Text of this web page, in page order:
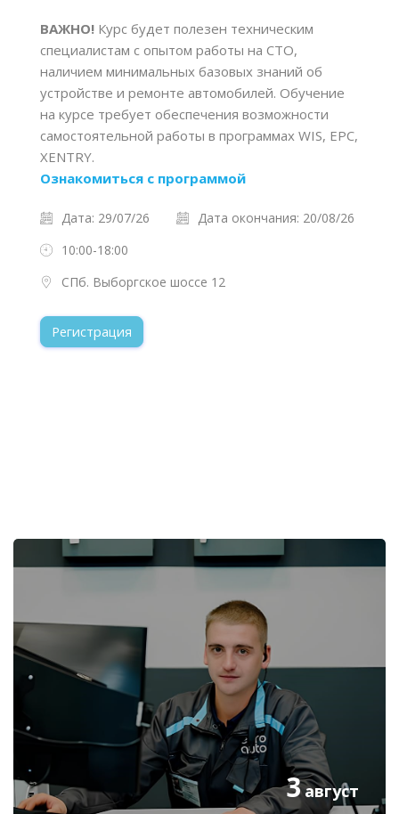
ВАЖНО! Курс будет полезен техническим
специалистам с опытом работы на СТО,
наличием минимальных базовых знаний об
устройстве и ремонте автомобилей. Обучение
на курсе требует обеспечения возможности
самостоятельной работы в программах WIS, EPC,
XENTRY.
Ознакомиться с программой
Дата: 29/07/26
Дата окончания: 20/08/26
10:00-18:00
СПб. Выборгское шоссе 12
Регистрация
Пропустить [Cocoon] Избранное событие
3август